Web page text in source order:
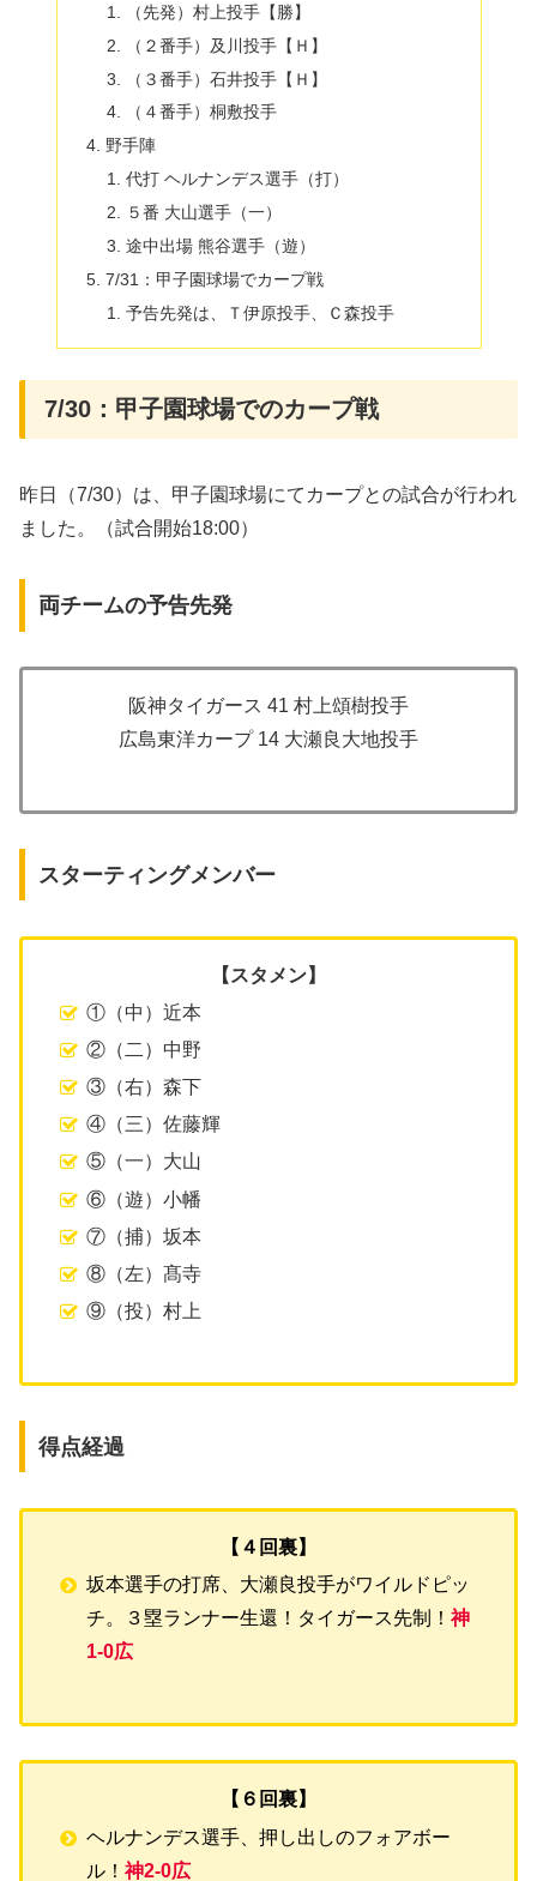
（先発）村上投手【勝】
（２番手）及川投手【Ｈ】
（３番手）石井投手【Ｈ】
（４番手）桐敷投手
野手陣
代打 ヘルナンデス選手（打）
５番 大山選手（一）
途中出場 熊谷選手（遊）
7/31：甲子園球場でカープ戦
予告先発は、Ｔ伊原投手、Ｃ森投手
7/30：甲子園球場でのカープ戦
昨日（7/30）は、甲子園球場にてカープとの試合が行われ
ました。（試合開始18:00）
両チームの予告先発
阪神タイガース 41 村上頌樹投手
広島東洋カープ 14 大瀬良大地投手
スターティングメンバー
【スタメン】
①（中）近本
②（二）中野
③（右）森下
④（三）佐藤輝
⑤（一）大山
⑥（遊）小幡
⑦（捕）坂本
⑧（左）髙寺
⑨（投）村上
得点経過
【４回裏】
坂本選手の打席、大瀬良投手がワイルドピッ
チ。３塁ランナー生還！タイガース先制！神
1-0広
【６回裏】
ヘルナンデス選手、押し出しのフォアボー
ル！神2-0広